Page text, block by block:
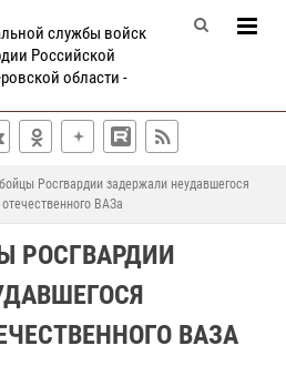
службы войск
Российской
области -
Росгвардии задержали неудавшегося
отечественного ВАЗа
РОСГВАРДИИ
ВАЗА